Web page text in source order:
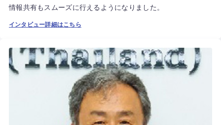
情報共有もスムーズに行えるようになりました。
インタビュー詳細はこちら